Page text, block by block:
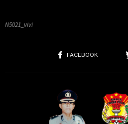
N5021_vivi
FACEBOOK